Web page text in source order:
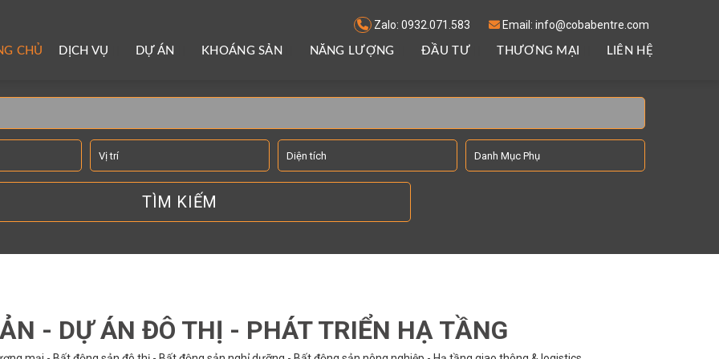
Zalo: 0932.071.583 Email: info@cobabentre.com
CHỦ DỊCH VỤ DỰ ÁN KHOÁNG SẢN NĂNG LƯỢNG ĐẦU TƯ THƯƠNG MẠI LIÊN HỆ
- DỰ ÁN ĐÔ THỊ - PHÁT TRIỂN HẠ TẦNG